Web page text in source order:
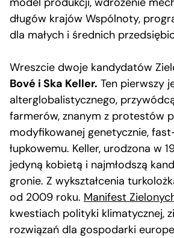
długów krajów Wspólnoty,
dla małych i średnich
Wreszcie dwoje kandydatów
Bové i Ska Keller. Ten pierwszy
alterglobalistycznego,
farmerów, znanym z protestów
modyfikowanej genetycznie,
łupkowemu. Keller, urodzona w
jedyną kobietą i najmłodszą
gronie. Z wykształcenia
od 2009 roku. Manifest
kwestiach polityki klimatycznej,
rozwiązań dla gospodarki